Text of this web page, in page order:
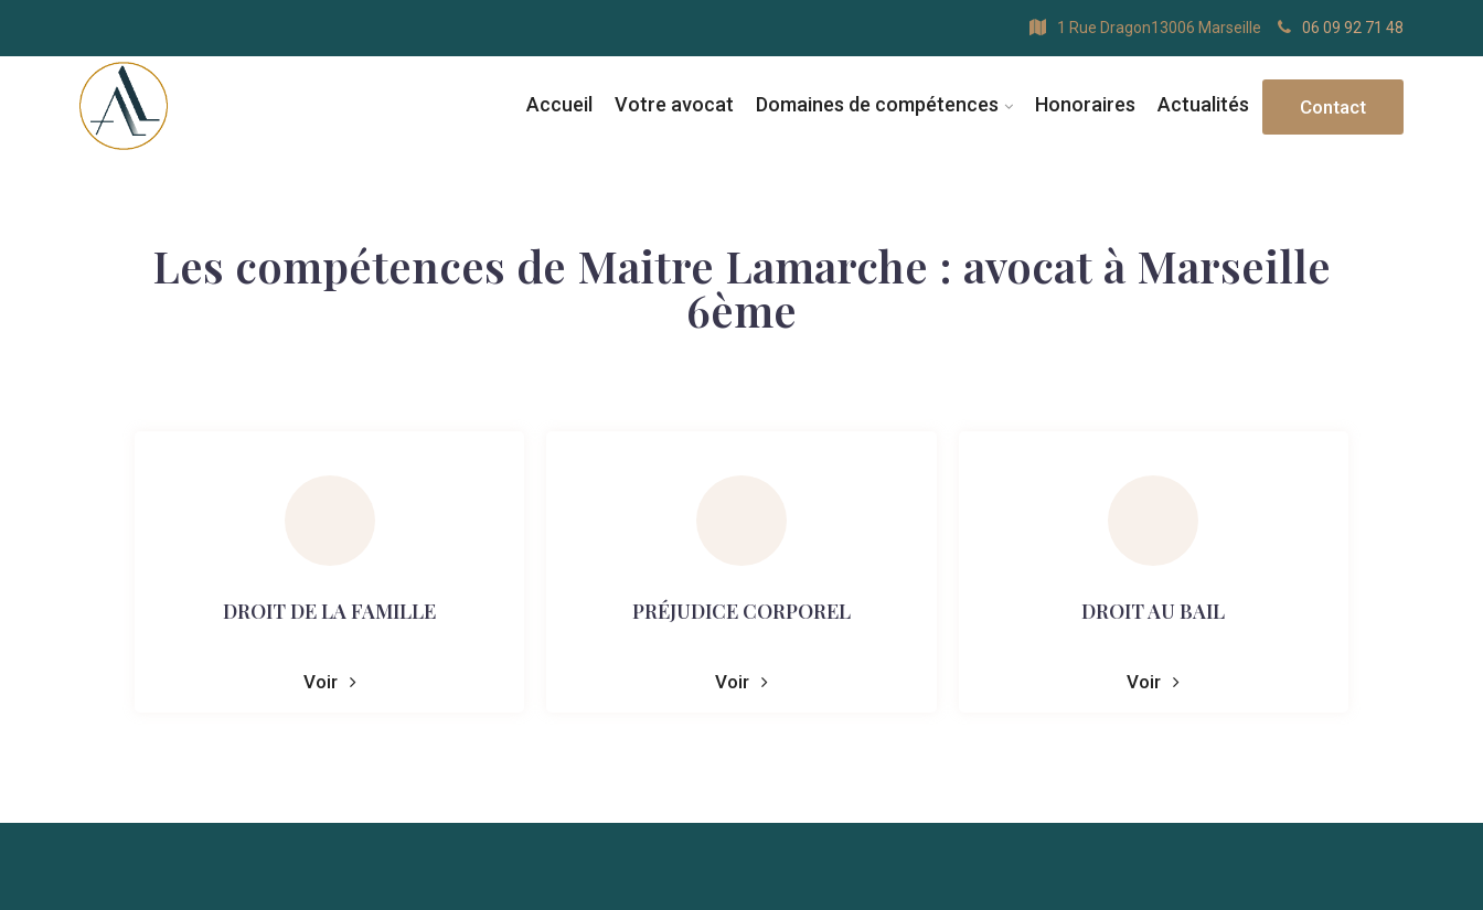
1 Rue Dragon13006 Marseille 06 09 92 71 48
Accueil Votre avocat Domaines de compétences Honoraires Actualités Contact
Les compétences de Maitre Lamarche : avocat à Marseille
6ème
DROIT DE LA FAMILLE
Voir
PRÉJUDICE CORPOREL
Voir
DROIT AU BAIL
Voir